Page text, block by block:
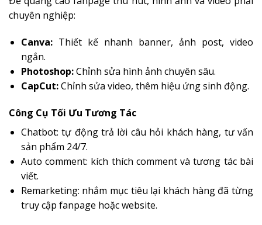
chuyên nghiệp:
Canva:Thiết kế nhanh banner, ảnh post, video
ngắn.
Photoshop:Chỉnh sửa hình ảnh chuyên sâu.
CapCut:Chỉnh sửa video, thêm hiệu ứng sinh động.
Công Cụ Tối Ưu Tương Tác
Chatbot: tự động trả lời câu hỏi khách hàng, tư vấn
sản phẩm 24/7.
Auto comment: kích thích comment và tương tác bài
viết.
Remarketing: nhắm mục tiêu lại khách hàng đã từng
truy cập fanpage hoặc website.